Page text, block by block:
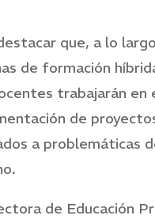
que, a lo
de formación
trabajarán en
de
a problemáticas
de Educación